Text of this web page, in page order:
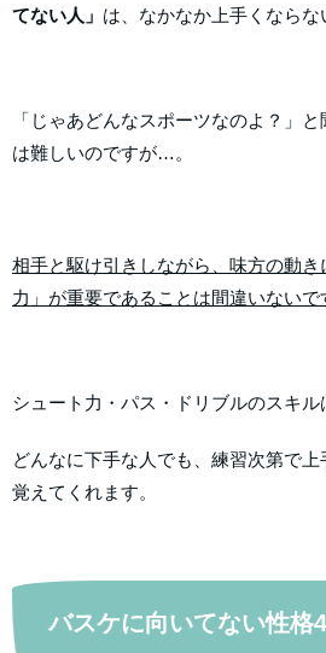
てない人」 は、なかなか上手くならな
「じゃあどんなスポーツなのよ？」
は難しいのですが…。
相手と駆け引きしながら、味方の動
力」が重要であることは間違いないで
シュート力・パス・ドリブルのスキル
どんなに下手な人でも、練習次第で
覚えてくれます。
バスケに向いてない性格